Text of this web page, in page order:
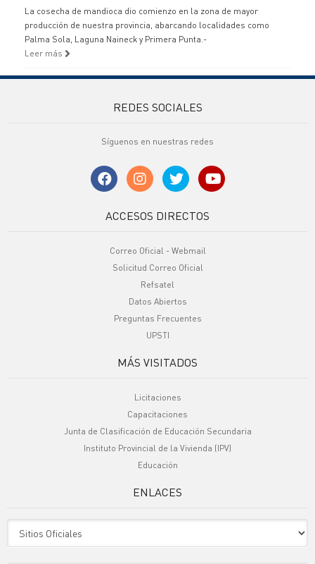
La cosecha de mandioca dio comienzo en la zona de mayor
producción de nuestra provincia, abarcando localidades como
Palma Sola, Laguna Naineck y Primera Punta.-
Leer más
REDES SOCIALES
Síguenos en nuestras redes
ACCESOS DIRECTOS
Correo Oficial - Webmail
Solicitud Correo Oficial
Refsatel
Datos Abiertos
Preguntas Frecuentes
UPSTI
MÁS VISITADOS
Licitaciones
Capacitaciones
Junta de Clasificación de Educación Secundaria
Instituto Provincial de la Vivienda (IPV)
Educación
ENLACES